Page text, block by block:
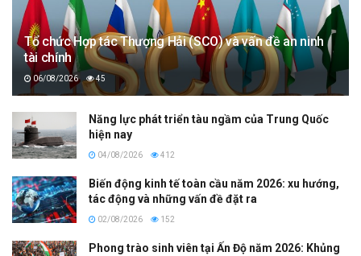
Tổ chức Hợp tác Thượng Hải (SCO) và vấn đề an ninh
tài chính
06/08/2026 45
Năng lực phát triển tàu ngầm của Trung Quốc
hiện nay
04/08/2026 412
Biến động kinh tế toàn cầu năm 2026: xu hướng,
tác động và những vấn đề đặt ra
02/08/2026 152
Phong trào sinh viên tại Ấn Độ năm 2026: Khủng